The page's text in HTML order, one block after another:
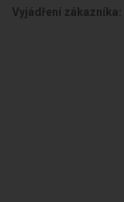
Vyjádření zákazníka: